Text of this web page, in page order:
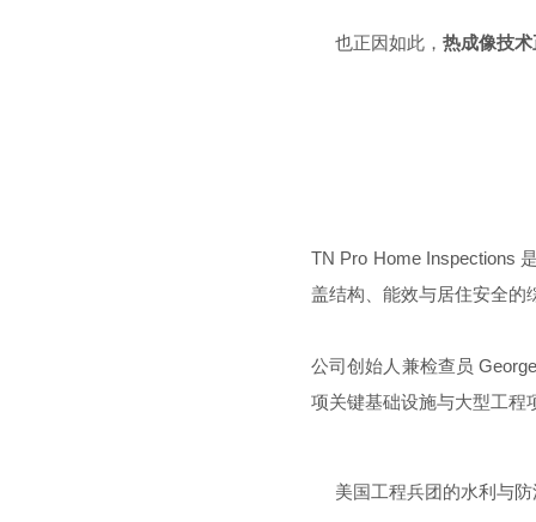
也正因如此， 热成像技
TN Pro Home Inspections
盖结构、能效与居住安全的
公司创始人兼检查员
项关键基础设施与大型工程
美国工程兵团的水利与